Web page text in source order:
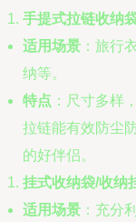
手提式拉链收纳
适用场景 ：旅行
纳等。
特点 ：尺寸多样
拉链能有效防尘
的好伴侣。
挂式收纳袋/收纳
适用场景 ：充分